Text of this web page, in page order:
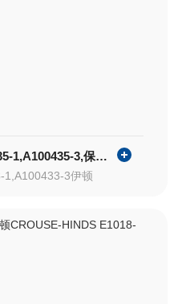
CROUSE-HINDS A100435-1,A100435-3,保护帽
1,A100433-3伊顿